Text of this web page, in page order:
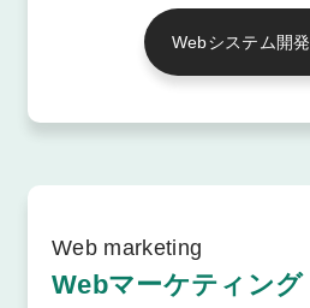
Webシステム開発
Web marketing
Webマーケティング